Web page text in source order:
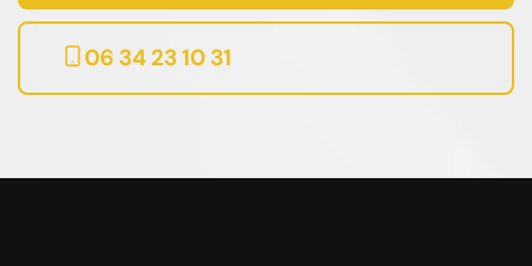
06 34 23 10 31